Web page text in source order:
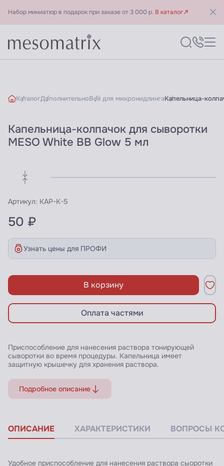
Набор миниатюр в подарок при заказе от 3 000 р. В каталог
КаталогДополнительноВсё для микронидлингаКапельница-
Капельница-колпачок для сыворотки
MESO White BB Glow 5 мл
Артикул: KAP-K-5
50 ₽
Узнать цены для ПРОФИ
В корзину
Оплата частями
Приспособление для нанесения раствора тонирующей
сыворотки во время процедуры. Капельница имеет
защитную крышечку для хранения раствора.
Подробное описание
ОПИСАНИЕ ХАРАКТЕРИСТИКИ
Удобное приспособление для нанесения раствора сыоротки